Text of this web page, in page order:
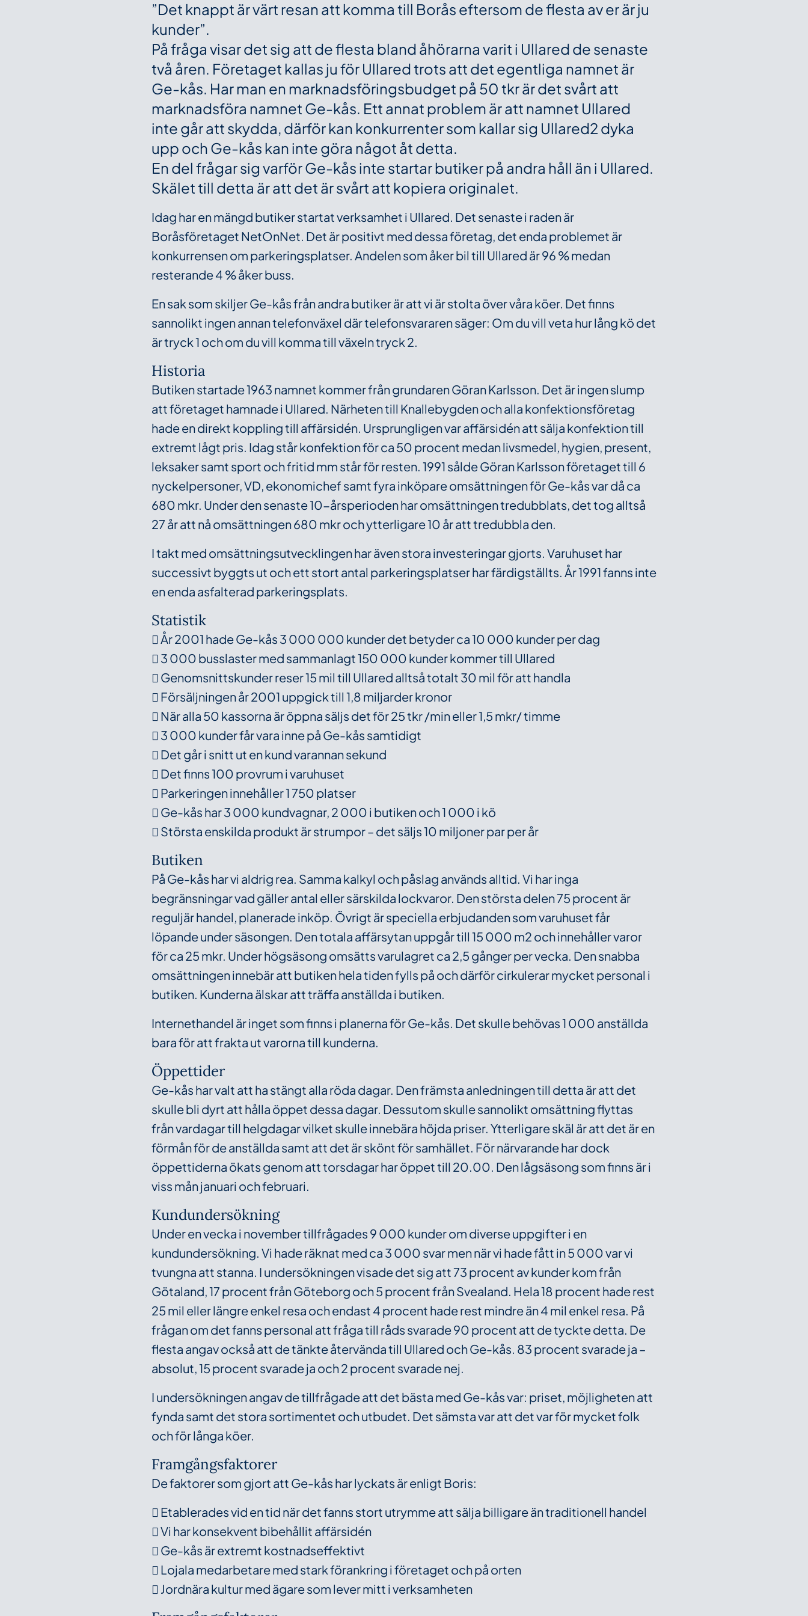
”Det knappt är värt resan att komma till Borås eftersom de flesta av er är ju
kunder”.
På fråga visar det sig att de flesta bland åhörarna varit i Ullared de senaste
två åren. Företaget kallas ju för Ullared trots att det egentliga namnet är
Ge-kås. Har man en marknadsföringsbudget på 50 tkr är det svårt att
marknadsföra namnet Ge-kås. Ett annat problem är att namnet Ullared
inte går att skydda, därför kan konkurrenter som kallar sig Ullared2 dyka
upp och Ge-kås kan inte göra något åt detta.
En del frågar sig varför Ge-kås inte startar butiker på andra håll än i Ullared.
Skälet till detta är att det är svårt att kopiera originalet.
Idag har en mängd butiker startat verksamhet i Ullared. Det senaste i raden är
Boråsföretaget NetOnNet. Det är positivt med dessa företag, det enda problemet är
konkurrensen om parkeringsplatser. Andelen som åker bil till Ullared är 96 % medan
resterande 4 % åker buss.
En sak som skiljer Ge-kås från andra butiker är att vi är stolta över våra köer. Det finns
sannolikt ingen annan telefonväxel där telefonsvararen säger: Om du vill veta hur lång kö det
är tryck 1 och om du vill komma till växeln tryck 2.
Historia
Butiken startade 1963 namnet kommer från grundaren Göran Karlsson. Det är ingen slump
att företaget hamnade i Ullared. Närheten till Knallebygden och alla konfektionsföretag
hade en direkt koppling till affärsidén. Ursprungligen var affärsidén att sälja konfektion till
extremt lågt pris. Idag står konfektion för ca 50 procent medan livsmedel, hygien, present,
leksaker samt sport och fritid mm står för resten. 1991 sålde Göran Karlsson företaget till 6
nyckelpersoner, VD, ekonomichef samt fyra inköpare omsättningen för Ge-kås var då ca
680 mkr. Under den senaste 10-årsperioden har omsättningen tredubblats, det tog alltså
27 år att nå omsättningen 680 mkr och ytterligare 10 år att tredubbla den.
I takt med omsättningsutvecklingen har även stora investeringar gjorts. Varuhuset har
successivt byggts ut och ett stort antal parkeringsplatser har färdigställts. År 1991 fanns inte
en enda asfalterad parkeringsplats.
Statistik
 År 2001 hade Ge-kås 3 000 000 kunder det betyder ca 10 000 kunder per dag
 3 000 busslaster med sammanlagt 150 000 kunder kommer till Ullared
 Genomsnittskunder reser 15 mil till Ullared alltså totalt 30 mil för att handla
 Försäljningen år 2001 uppgick till 1,8 miljarder kronor
 När alla 50 kassorna är öppna säljs det för 25 tkr /min eller 1,5 mkr/ timme
 3 000 kunder får vara inne på Ge-kås samtidigt
 Det går i snitt ut en kund varannan sekund
 Det finns 100 provrum i varuhuset
 Parkeringen innehåller 1 750 platser
 Ge-kås har 3 000 kundvagnar, 2 000 i butiken och 1 000 i kö
 Största enskilda produkt är strumpor – det säljs 10 miljoner par per år
Butiken
På Ge-kås har vi aldrig rea. Samma kalkyl och påslag används alltid. Vi har inga
begränsningar vad gäller antal eller särskilda lockvaror. Den största delen 75 procent är
reguljär handel, planerade inköp. Övrigt är speciella erbjudanden som varuhuset får
löpande under säsongen. Den totala affärsytan uppgår till 15 000 m2 och innehåller varor
för ca 25 mkr. Under högsäsong omsätts varulagret ca 2,5 gånger per vecka. Den snabba
omsättningen innebär att butiken hela tiden fylls på och därför cirkulerar mycket personal i
butiken. Kunderna älskar att träffa anställda i butiken.
Internethandel är inget som finns i planerna för Ge-kås. Det skulle behövas 1 000 anställda
bara för att frakta ut varorna till kunderna.
Öppettider
Ge-kås har valt att ha stängt alla röda dagar. Den främsta anledningen till detta är att det
skulle bli dyrt att hålla öppet dessa dagar. Dessutom skulle sannolikt omsättning flyttas
från vardagar till helgdagar vilket skulle innebära höjda priser. Ytterligare skäl är att det är en
förmån för de anställda samt att det är skönt för samhället. För närvarande har dock
öppettiderna ökats genom att torsdagar har öppet till 20.00. Den lågsäsong som finns är i
viss mån januari och februari.
Kundundersökning
Under en vecka i november tillfrågades 9 000 kunder om diverse uppgifter i en
kundundersökning. Vi hade räknat med ca 3 000 svar men när vi hade fått in 5 000 var vi
tvungna att stanna. I undersökningen visade det sig att 73 procent av kunder kom från
Götaland, 17 procent från Göteborg och 5 procent från Svealand. Hela 18 procent hade rest
25 mil eller längre enkel resa och endast 4 procent hade rest mindre än 4 mil enkel resa. På
frågan om det fanns personal att fråga till råds svarade 90 procent att de tyckte detta. De
flesta angav också att de tänkte återvända till Ullared och Ge-kås. 83 procent svarade ja –
absolut, 15 procent svarade ja och 2 procent svarade nej.
I undersökningen angav de tillfrågade att det bästa med Ge-kås var: priset, möjligheten att
fynda samt det stora sortimentet och utbudet. Det sämsta var att det var för mycket folk
och för långa köer.
Framgångsfaktorer
De faktorer som gjort att Ge-kås har lyckats är enligt Boris:
 Etablerades vid en tid när det fanns stort utrymme att sälja billigare än traditionell handel
 Vi har konsekvent bibehållit affärsidén
 Ge-kås är extremt kostnadseffektivt
 Lojala medarbetare med stark förankring i företaget och på orten
 Jordnära kultur med ägare som lever mitt i verksamheten